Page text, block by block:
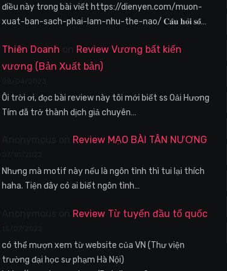
điều này trong bài viết https://dienyen.com/muon-
xuat-ban-sach-phai-lam-nhu-the-nao/ 𝐂𝐚̂𝐮 𝐡𝐨̉𝐢 𝐬𝐨̂́…
Thiên Doanh
Review Vương bất kiến
vương (Bản Xuất bản)
Ôi trời ơi, đọc bài review này tôi mới biết ss Oải Hương
Tím đã trở thành dịch giả chuyên…
Review MẠO BÀI TÂN NƯƠNG
Nhưng mà motif này nếu là ngôn tình thì tui lại thích
haha. Tiện đây có ai biết ngôn tình…
Review Từ tuyến đầu tổ quốc
có thể mượn xem từ website của VN (Thư viện
trường đại học sư phạm Hà Nội)